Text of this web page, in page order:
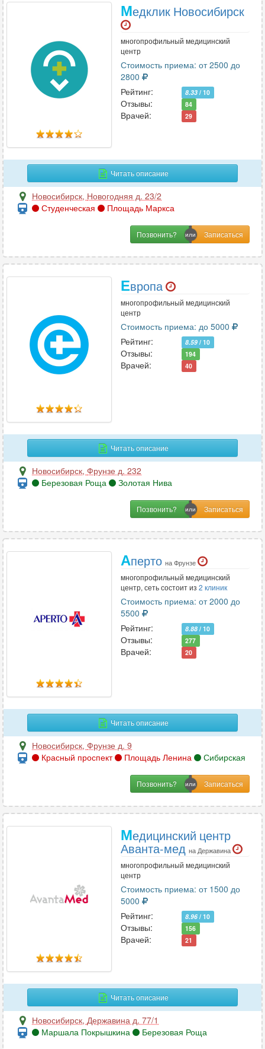
Медклик Новосибирск
многопрофильный медицинский
центр
Стоимость приема: от 2500 до
2800
Рейтинг:
8.33 / 10
Отзывы: 84
Врачей: 29
Читать описание
Новосибирск, Новогодняя д. 23/2
Студенческая
Площадь Маркса
Позвонить?
Европа
многопрофильный медицинский
центр
Стоимость приема: до 5000
Рейтинг:
8.59 / 10
Отзывы: 194
Врачей: 40
Читать описание
Новосибирск, Фрунзе д. 232
Березовая Роща
Золотая Нива
Позвонить?
Аперто на Фрунзе
многопрофильный медицинский
центр, сеть состоит из 2 клиник
Стоимость приема: от 2000 до
5500
Рейтинг:
8.88 / 10
Отзывы: 277
Врачей: 20
Читать описание
Новосибирск, Фрунзе д. 9
Красный проспект
Площадь Ленина Сибирская
Позвонить?
Медицинский центр
Аванта-мед на Державина
многопрофильный медицинский
центр
Стоимость приема: от 1500 до
5000
Рейтинг:
8.96 / 10
Отзывы: 156
Врачей: 21
Читать описание
Новосибирск, Державина д. 77/1
Маршала Покрышкина
Березовая Роща